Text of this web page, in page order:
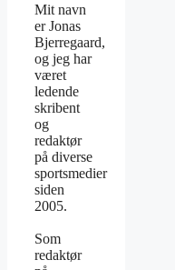
Mit navn
er Jonas
Bjerregaard,
og jeg har
været
ledende
skribent
og
redaktør
på diverse
sportsmedier
siden
2005.
Som
redaktør